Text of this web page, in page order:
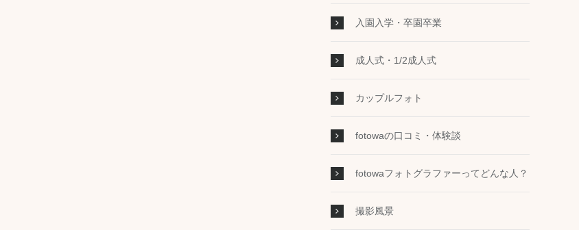
入園入学・卒園卒業
成人式・1/2成人式
カップルフォト
fotowaの口コミ・体験談
fotowaフォトグラファーってどんな人？
撮影風景